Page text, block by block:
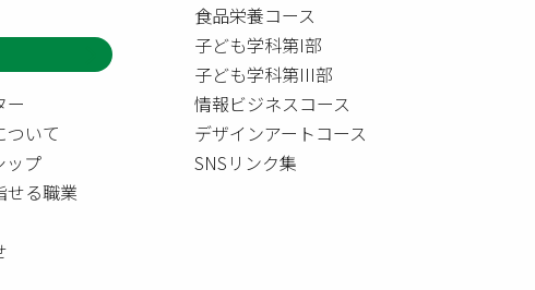
食品栄養コース
子ども学科第I部
子ども学科第III部
情報ビジネスコース
デザインアートコース
SNSリンク集
ー
ついて
ップ
せる職業